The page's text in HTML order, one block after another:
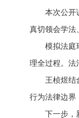
本次公开
真切领会学法
模拟法庭
理全过程。法
王桢煜结
行为法律边界
下一步，